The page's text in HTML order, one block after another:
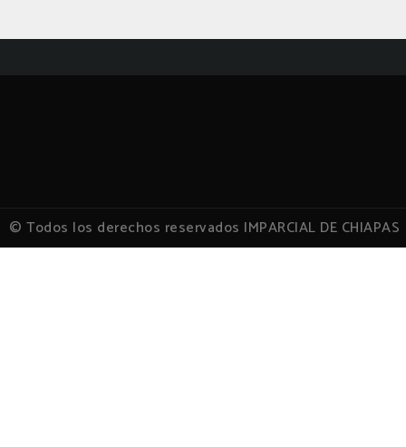
© Todos los derechos reservados IMPARCIAL DE CHIAPAS